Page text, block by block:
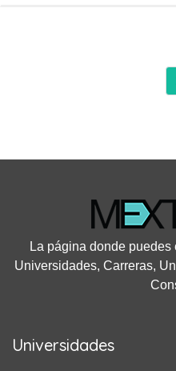
La página donde
Universidades, Carreras,
Universidades